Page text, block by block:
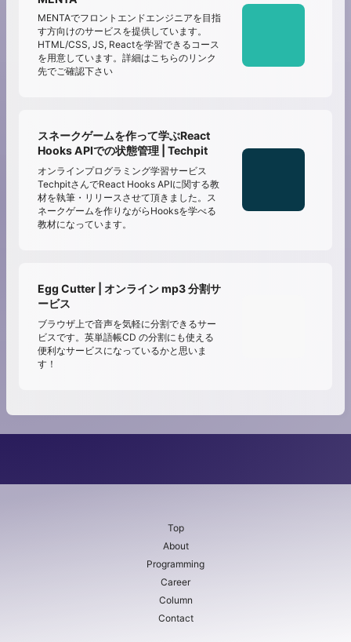
MENTAでフロントエンドエンジニアを目指
す方向けのサービスを提供しています。
HTML/CSS, JS, Reactを学習できるコース
を用意しています。詳細はこちらのリンク
先でご確認下さい
スネークゲームを作って学ぶReact
Hooks APIでの状態管理 | Techpit
オンラインプログラミング学習サービス
TechpitさんでReact Hooks APIに関する教
材を執筆・リリースさせて頂きました。ス
ネークゲームを作りながらHooksを学べる
教材になっています。
Egg Cutter | オンライン mp3 分割サ
ービス
ブラウザ上で音声を気軽に分割できるサー
ビスです。英単語帳CD の分割にも使える
便利なサービスになっているかと思いま
す！
Top
About
Programming
Career
Column
Contact